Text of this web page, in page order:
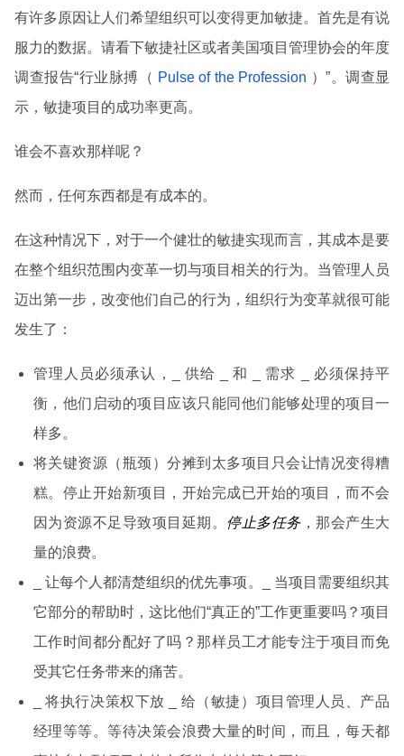
有许多原因让人们希望组织可以变得更加敏捷。首先是有说
服力的数据。请看下敏捷社区或者美国项目管理协会的年度
调查报告“行业脉搏（ Pulse of the Profession ）”。调查显
示，敏捷项目的成功率更高。
谁会不喜欢那样呢？
然而，任何东西都是有成本的。
在这种情况下，对于一个健壮的敏捷实现而言，其成本是要
在整个组织范围内变革一切与项目相关的行为。当管理人员
迈出第一步，改变他们自己的行为，组织行为变革就很可能
发生了：
管理人员必须承认，_ 供给 _ 和 _ 需求 _ 必须保持平
衡，他们启动的项目应该只能同他们能够处理的项目一
样多。
将关键资源（瓶颈）分摊到太多项目只会让情况变得糟
糕。停止开始新项目，开始完成已开始的项目，而不会
因为资源不足导致项目延期。 停止多任务，那会产生大
量的浪费。
_ 让每个人都清楚组织的优先事项。_ 当项目需要组织其
它部分的帮助时，这比他们“真正的”工作更重要吗？项目
工作时间都分配好了吗？那样员工才能专注于项目而免
受其它任务带来的痛苦。
_ 将执行决策权下放 _ 给（敏捷）项目管理人员、产品
经理等等。等待决策会浪费大量的时间，而且，每天都